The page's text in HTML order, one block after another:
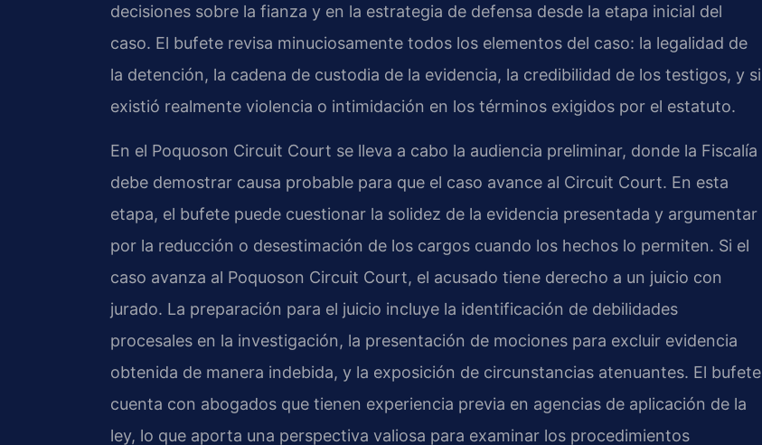
decisiones sobre la fianza y en la estrategia de defensa desde la etapa inicial del
caso. El bufete revisa minuciosamente todos los elementos del caso: la legalidad de
la detención, la cadena de custodia de la evidencia, la credibilidad de los testigos, y si
existió realmente violencia o intimidación en los términos exigidos por el estatuto.
En el Poquoson Circuit Court se lleva a cabo la audiencia preliminar, donde la Fiscalía
debe demostrar causa probable para que el caso avance al Circuit Court. En esta
etapa, el bufete puede cuestionar la solidez de la evidencia presentada y argumentar
por la reducción o desestimación de los cargos cuando los hechos lo permiten. Si el
caso avanza al Poquoson Circuit Court, el acusado tiene derecho a un juicio con
jurado. La preparación para el juicio incluye la identificación de debilidades
procesales en la investigación, la presentación de mociones para excluir evidencia
obtenida de manera indebida, y la exposición de circunstancias atenuantes. El bufete
cuenta con abogados que tienen experiencia previa en agencias de aplicación de la
ley, lo que aporta una perspectiva valiosa para examinar los procedimientos